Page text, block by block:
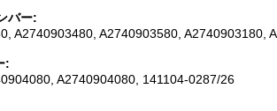
バー:
A2740903480, A2740903580, A2740903180,
:
A2740904080, 141104-0287/26